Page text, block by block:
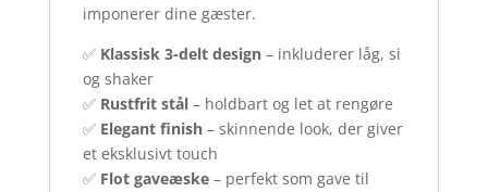
imponerer dine gæster.
✅ Klassisk 3-delt design– inkluderer låg, si
og shaker
✅ Rustfrit stål– holdbart og let at rengøre
✅ Elegant finish– skinnende look, der giver
et eksklusivt touch
✅ Flot gaveæske– perfekt som gave til